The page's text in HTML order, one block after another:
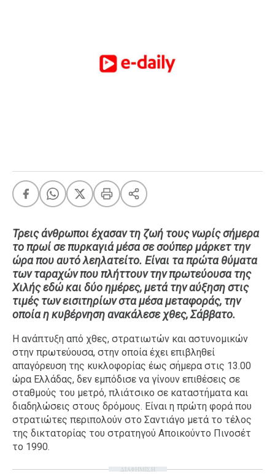
A-List LGBTQI+
LIFE
Food
Body+Mind
Ταξίδια
Style
Σπίτι
Family
Σχέσεις
AGENDA
Τρεις άνθρωποι έχασαν τη ζωή τους νωρίς σήμερα
το πρωί σε πυρκαγιά μέσα σε σούπερ μάρκετ την
ώρα που αυτό λεηλατείτο. Είναι τα πρώτα θύματα
των ταραχών που πλήττουν την πρωτεύουσα της
Χιλής εδώ και δύο ημέρες, μετά την αύξηση στις
τιμές των εισιτηρίων στα μέσα μεταφοράς, την
οποία η κυβέρνηση ανακάλεσε χθες, Σάββατο.
Η ανάπτυξη από χθες, στρατιωτών και αστυνομικών
στην πρωτεύουσα, στην οποία έχει επιβληθεί
απαγόρευση της κυκλοφορίας έως σήμερα στις 13.00
ώρα Ελλάδας, δεν εμπόδισε να γίνουν επιθέσεις σε
σταθμούς του μετρό, πλιάτσικο σε καταστήματα και
διαδηλώσεις στους δρόμους. Είναι η πρώτη φορά που
στρατιώτες περιπολούν στο Σαντιάγο μετά το τέλος
της δικτατορίας του στρατηγού Αποικούντο Πινοσέτ
το 1990.
ΔΙΑΦΗΜΙΣΗ